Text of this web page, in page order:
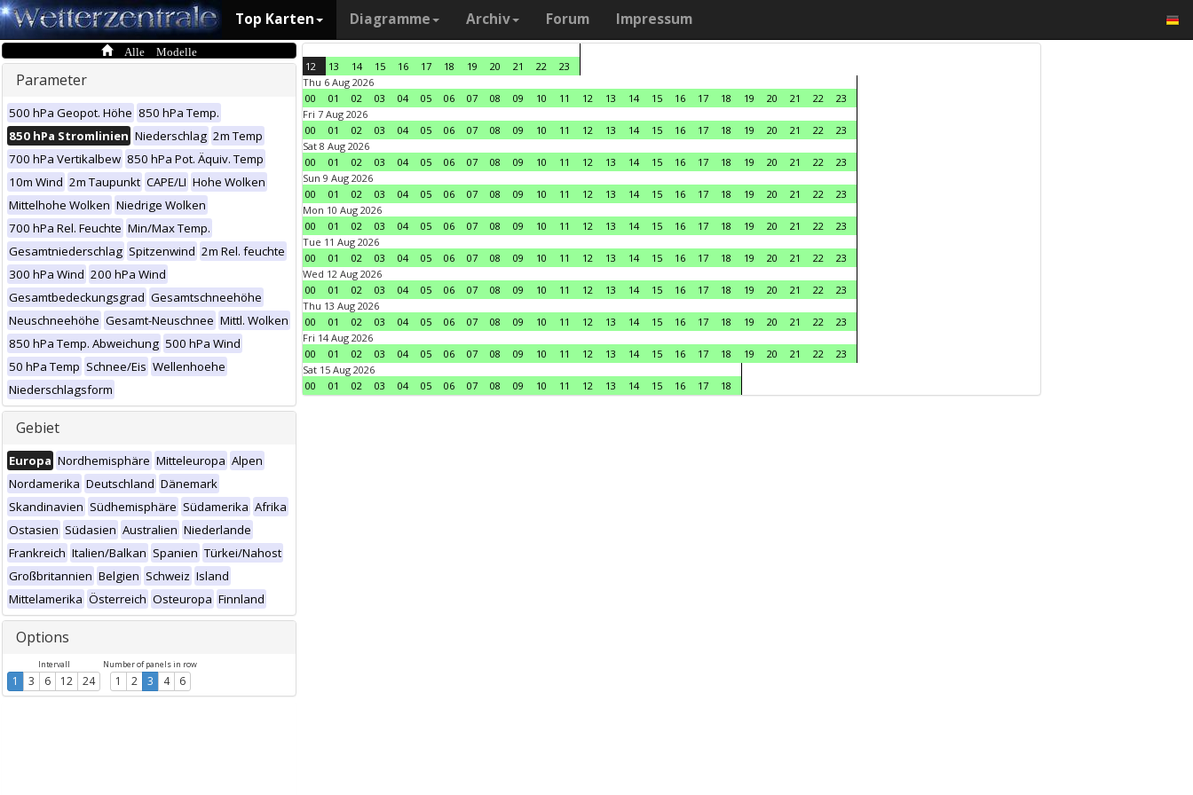
Top Karten Diagramme Archiv Forum Impressum
Alle Modelle
Parameter
500 hPa Geopot. Höhe 850 hPa Temp.
850 hPa Stromlinien Niederschlag 2m Temp
700 hPa Vertikalbew 850 hPa Pot. Äquiv. Temp
10m Wind 2m Taupunkt CAPE/LI Hohe Wolken
Mittelhohe Wolken Niedrige Wolken
700 hPa Rel. Feuchte Min/Max Temp.
Gesamtniederschlag Spitzenwind 2m Rel. feuchte
300 hPa Wind 200 hPa Wind
Gesamtbedeckungsgrad Gesamtschneehöhe
Neuschneehöhe Gesamt-Neuschnee Mittl. Wolken
850 hPa Temp. Abweichung 500 hPa Wind
50 hPa Temp Schnee/Eis Wellenhoehe
Niederschlagsform
Gebiet
Europa Nordhemisphäre Mitteleuropa Alpen
Nordamerika Deutschland Dänemark
Skandinavien Südhemisphäre Südamerika Afrika
Ostasien Südasien Australien Niederlande
Frankreich Italien/Balkan Spanien Türkei/Nahost
Großbritannien Belgien Schweiz Island
Mittelamerika Österreich Osteuropa Finnland
Options
Intervall
1 3 6 12 24
Number of panels in row
1 2 3 4 6
12 13 14 15 16 17 18 19 20 21 22
23
Thu 6 Aug 2026
00
01 02 03 04 05 06 07 08 09 10 11 12 13 14 15 16 17 18 19 20 21 22
23
Fri 7 Aug 2026
00
01 02 03 04 05 06 07 08 09 10 11 12 13 14 15 16 17 18 19 20 21 22
23
Sat 8 Aug 2026
00
01 02 03 04 05 06 07 08 09 10 11 12 13 14 15 16 17 18 19 20 21 22
23
Sun 9 Aug 2026
00
01 02 03 04 05 06 07 08 09 10 11 12 13 14 15 16 17 18 19 20 21 22
23
Mon 10 Aug 2026
00
01 02 03 04 05 06 07 08 09 10 11 12 13 14 15 16 17 18 19 20 21 22
23
Tue 11 Aug 2026
00
01 02 03 04 05 06 07 08 09 10 11 12 13 14 15 16 17 18 19 20 21 22
23
Wed 12 Aug 2026
00
01 02 03 04 05 06 07 08 09 10 11 12 13 14 15 16 17 18 19 20 21 22
23
Thu 13 Aug 2026
00
01 02 03 04 05 06 07 08 09 10 11 12 13 14 15 16 17 18 19 20 21 22
23
Fri 14 Aug 2026
00
01 02 03 04 05 06 07 08 09 10 11 12 13 14 15 16 17 18 19 20 21 22
23
Sat 15 Aug 2026
00
01 02 03 04 05 06 07 08 09 10 11 12 13 14 15 16 17 18